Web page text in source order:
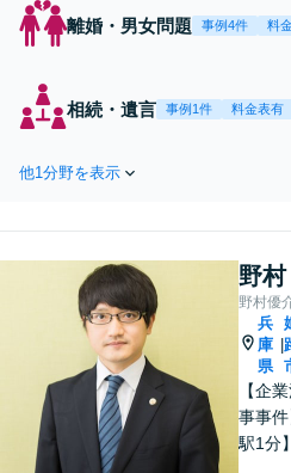
離婚・男女問題 事例4件 料
相続・遺言 事例1件 料金表有
他1分野を表示
野
野村優
兵
庫
県
【企
事事
駅1分